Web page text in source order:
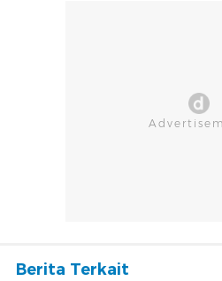
Berita Terkait